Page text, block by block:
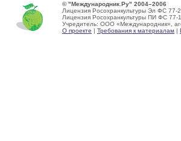
© "Международник.Ру" 2004–2006
Лицензия Росохранкультуры Эл ФС 77-
Лицензия Росохранкультуры ПИ ФС 77-
Учредитель: ООО «Международник»,
О проекте | Требования к материалам |